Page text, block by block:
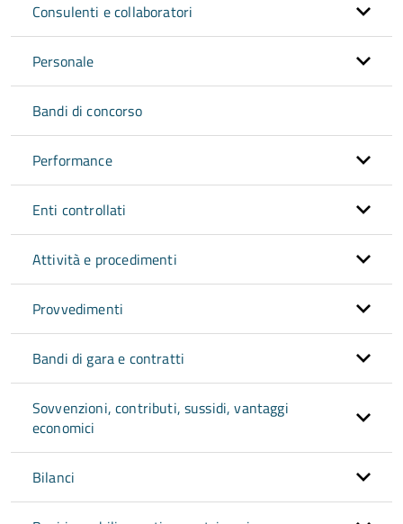
Consulenti e collaboratori
Personale
Bandi di concorso
Performance
Enti controllati
Attività e procedimenti
Provvedimenti
Bandi di gara e contratti
Sovvenzioni, contributi, sussidi, vantaggi
economici
Bilanci